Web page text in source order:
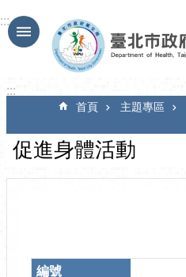
跳到主要內容區塊
:::
:::
首頁 主題專區
促進身體活動